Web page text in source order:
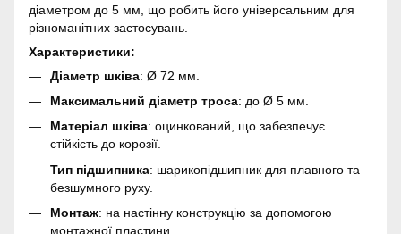
діаметром до 5 мм, що робить його універсальним для
різноманітних застосувань.
Характеристики:
Діаметр шківа: Ø 72 мм.
Максимальний діаметр троса: до Ø 5 мм.
Матеріал шківа: оцинкований, що забезпечує
стійкість до корозії.
Тип підшипника: шарикопідшипник для плавного та
безшумного руху.
Монтаж: на настінну конструкцію за допомогою
монтажної пластини.